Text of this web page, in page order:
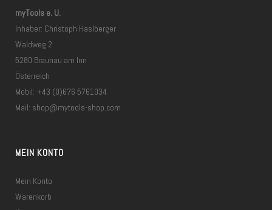
myTools e. U.
Inhaber: Christoph Haslberger
Waldweg 2
5280 Braunau am Inn
Österreich
Mobil: +43 (0)676 5761034
Mail: shop@mytools-shop.com
MEIN KONTO
Mein Konto
Warenkorb